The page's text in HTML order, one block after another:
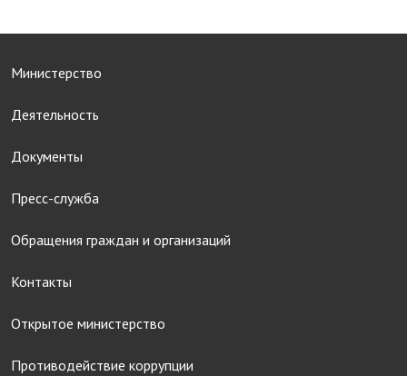
Министерство
Деятельность
Документы
Пресс-служба
Обращения граждан и организаций
Контакты
Открытое министерство
Противодействие коррупции